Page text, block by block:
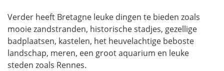
Verder heeft Bretagne leuke dingen te bieden zoals
mooie zandstranden, historische stadjes, gezellige
badplaatsen, kastelen, het heuvelachtige beboste
landschap, meren, een groot aquarium en leuke
steden zoals Rennes.